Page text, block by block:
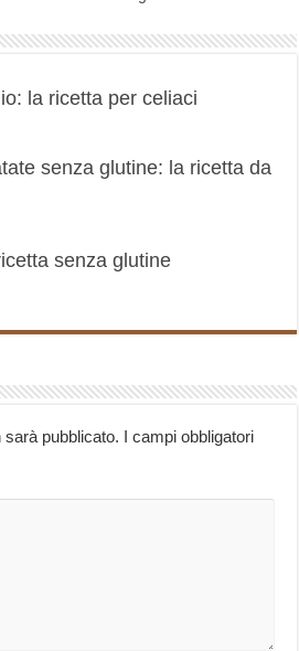
la ricetta per celiaci
senza glutine: la ricetta da
senza glutine
sarà pubblicato. I campi obbligatori